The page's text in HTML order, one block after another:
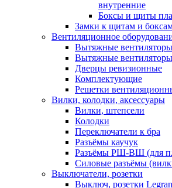
внутренние
Боксы и щиты
Замки к щитам и
Вентиляционное
Вытяжные
Вытяжные
Дверцы ревизионные
Комплектующие
Решетки
Вилки, колодки, аксессуары
Вилки, штепсели
Колодки
Переключатели к бра
Разъёмы каучук
Разъёмы РШ-ВШ (для
Силовые разъёмы
Выключатели, розетки
Выключ, розетки